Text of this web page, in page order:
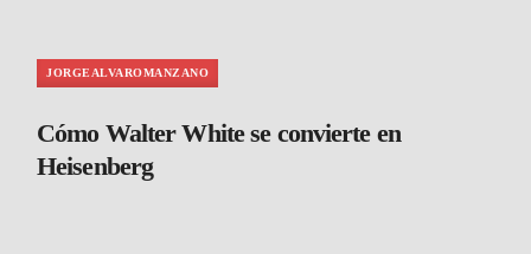
JORGEALVAROMANZANO
Cómo Walter White se convierte en
Heisenberg